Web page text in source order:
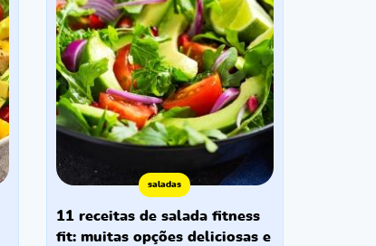
saladas
11 receitas de salada fitness
fit: muitas opções deliciosas e